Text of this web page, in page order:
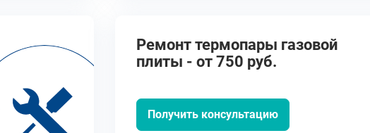
Ремонт термопары газовой
плиты - от 750 руб.
Получить консультацию